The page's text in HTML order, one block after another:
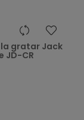
gratar Jack
JD-CR